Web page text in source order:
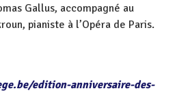
Gallus, accompagné au
pianiste à l’Opéra de Paris.
edition-anniversaire-des-